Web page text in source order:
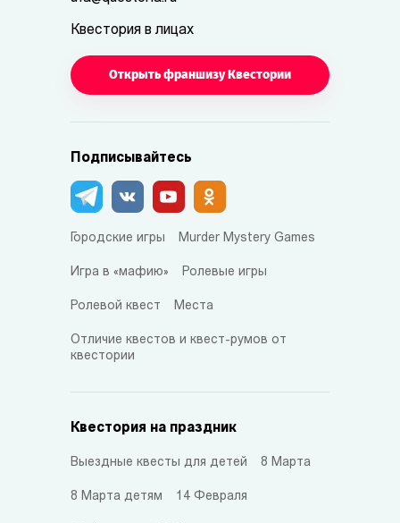
Квестория в лицах
Открыть франшизу Квестории
Подписывайтесь
Городские игры Murder Mystery Games
Игра в «мафию» Ролевые игры
Ролевой квест Места
Отличие квестов и квест-румов от
квестории
Квестория на праздник
Выездные квесты для детей 8 Марта
8 Марта детям 14 Февраля